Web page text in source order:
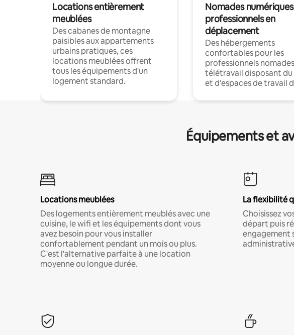
Locations entièrement
meublées
Des cabanes de montagne
paisibles aux appartements
urbains pratiques, ces
locations meublées offrent
tous les équipements d'un
logement standard.
Nomades
professionnels en
déplacement
Des hébergements
confortables pour les
professionnels
télétravail disposant
et d'espaces de travail
Équipements et
Locations meublées
Des logements entièrement meublés avec une
cuisine, le wifi et les équipements dont vous
avez besoin pour vous installer
confortablement pendant un mois ou plus.
C'est l'alternative parfaite à une location
moyenne ou longue durée.
La flexibilité
Choisissez
départ puis
engagement